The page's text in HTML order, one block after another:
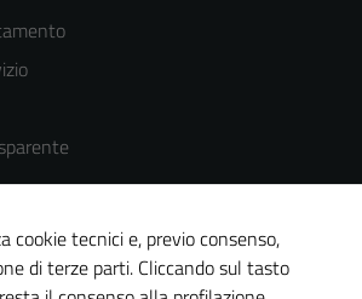
cookie tecnici e, previo consenso,
di terze parti. Cliccando sul tasto